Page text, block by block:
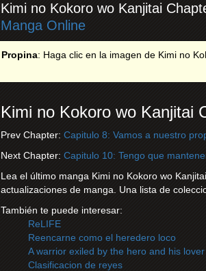
Kimi no Kokoro wo Kanjitai
Manga Online
Propina: Haga clic en la imagen de Kimi no
Kimi no Kokoro wo Kanjitai
Prev Chapter: Capitulo 8: Vamos a nuestro
Next Chapter: Capitulo 10: Tengo que
Lea el último manga Kimi no Kokoro wo
actualizaciones de manga. Una lista de
También te puede interesar:
ReLIFE
Reencarne como el heredero loco
A warrior exiled by the hero and his lover
Clasificacion de reyes